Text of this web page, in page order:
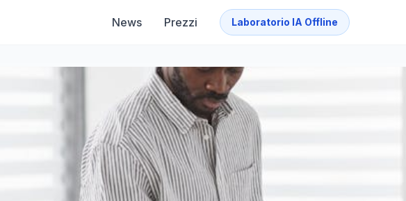
News Prezzi Laboratorio IA Offline